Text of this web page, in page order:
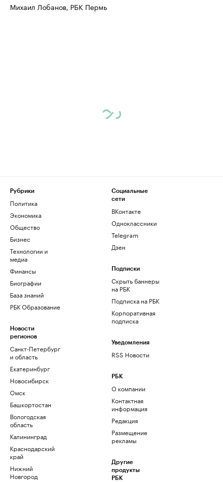
Михаил Лобанов, РБК Пермь
Рубрики
Политика
Экономика
Общество
Бизнес
Технологии и
медиа
Финансы
Биографии
База знаний
РБК Образование
Новости
регионов
Санкт-Петербург
и область
Екатеринбург
Новосибирск
Омск
Башкортостан
Вологодская
область
Калининград
Краснодарский
край
Нижний
Новгород
Социальные
сети
ВКонтакте
Одноклассники
Telegram
Дзен
Подписки
Скрыть баннеры
на РБК
Подписка на РБК
Корпоративная
подписка
Уведомления
RSS Новости
РБК
О компании
Контактная
информация
Редакция
Размещение
рекламы
Другие
продукты
РБК